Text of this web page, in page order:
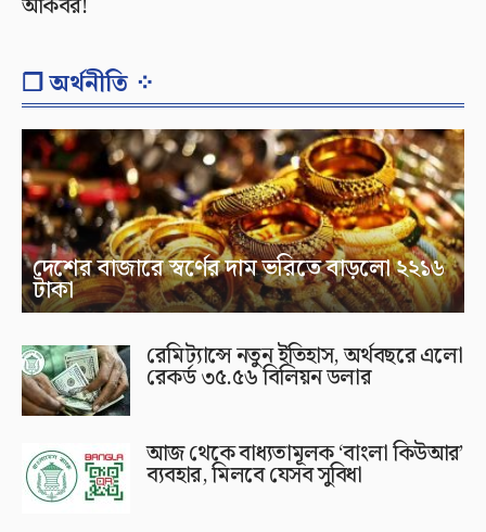
আকবর!
❐ অর্থনীতি ⁘
দেশের বাজারে স্বর্ণের দাম ভরিতে বাড়লো ২২১৬
টাকা
রেমিট্যান্সে নতুন ইতিহাস, অর্থবছরে এলো
রেকর্ড ৩৫.৫৬ বিলিয়ন ডলার
আজ থেকে বাধ্যতামূলক ‘বাংলা কিউআর’
ব্যবহার, মিলবে যেসব সুবিধা